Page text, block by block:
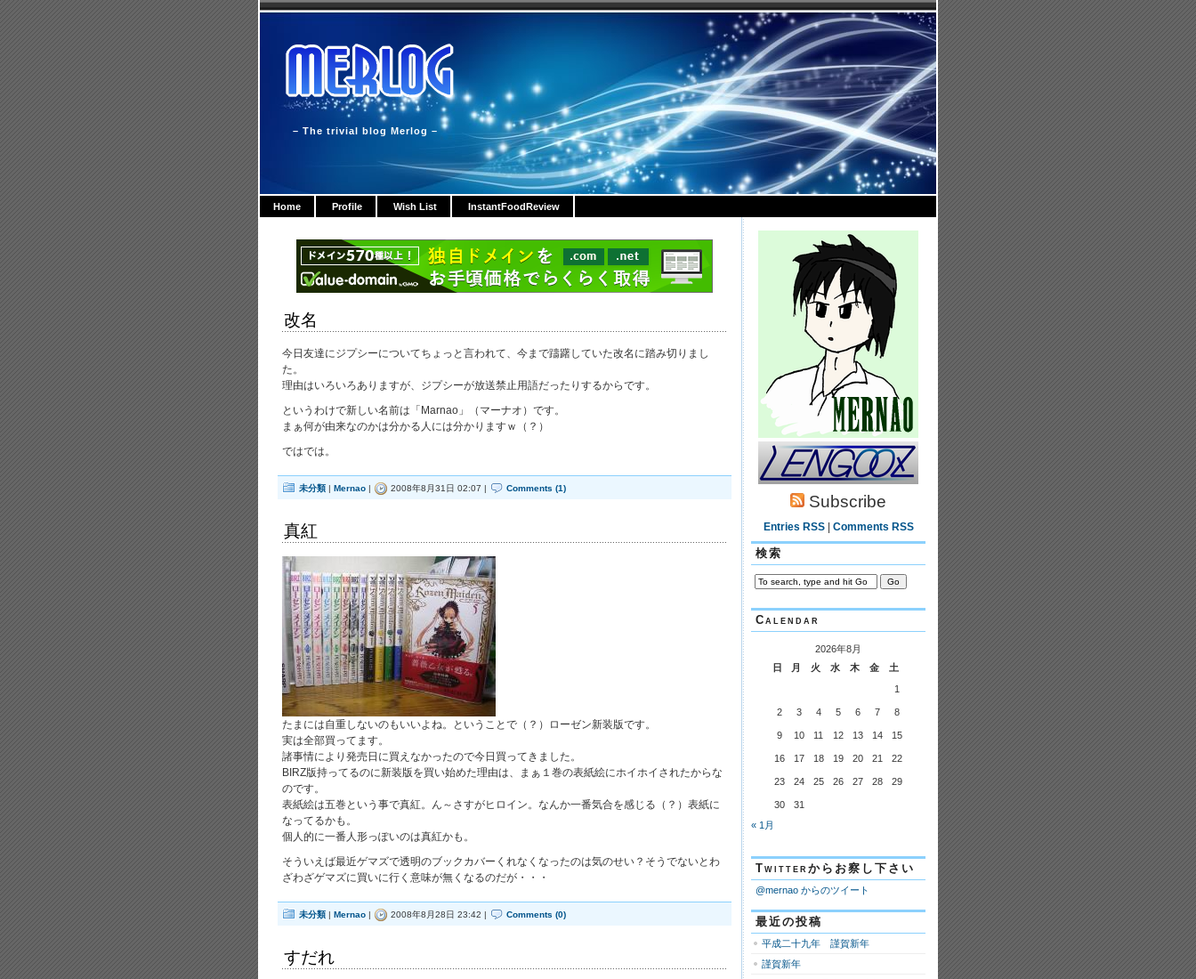
– The trivial blog Merlog –
Home Profile Wish List InstantFoodReview
改名
今日友達にジプシーについてちょっと言われて、今まで躊躇していた改名に踏み切りまし
た。
理由はいろいろありますが、ジプシーが放送禁止用語だったりするからです。
というわけで新しい名前は「Marnao」（マーナオ）です。
まぁ何が由来なのかは分かる人には分かりますｗ（？）
ではでは。
未分類 | Mernao | 2008年8月31日 02:07 | Comments (1)
真紅
たまには自重しないのもいいよね。ということで（？）ローゼン新装版です。
実は全部買ってます。
諸事情により発売日に買えなかったので今日買ってきました。
BIRZ版持ってるのに新装版を買い始めた理由は、まぁ１巻の表紙絵にホイホイされたからな
のです。
表紙絵は五巻という事で真紅。ん～さすがヒロイン。なんか一番気合を感じる（？）表紙に
なってるかも。
個人的に一番人形っぽいのは真紅かも。
そういえば最近ゲマズで透明のブックカバーくれなくなったのは気のせい？そうでないとわ
ざわざゲマズに買いに行く意味が無くなるのだが・・・
未分類 | Mernao | 2008年8月28日 23:42 | Comments (0)
すだれ
Subscribe
Entries RSS| Comments RSS
検索
Calendar
2026年8月
日
月 火 水 木 金
土
1
2 3 4 5 6 7 8
9 10 11 12 13 14 15
16 17 18 19 20 21 22
23 24 25 26 27 28 29
30
31
« 1月
Twitterからお察し下さい
@mernao からのツイート
最近の投稿
平成二十九年 謹賀新年
謹賀新年